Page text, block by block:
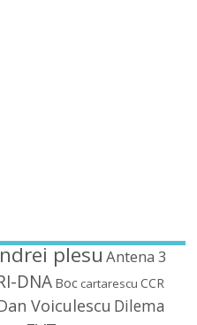
plesuAntena 3
DNA Boc cartarescu CCR
Voiculescu Dilema